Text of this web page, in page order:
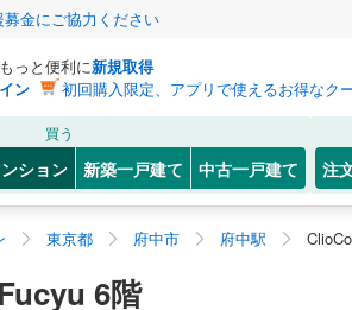
募金にご協力ください
っと便利に新規取得
ン
初回購入限定、アプリで使えるお得なク
買う
ション 新築一戸建て 中古一戸建て 注
東京都 府中市 府中駅
6階